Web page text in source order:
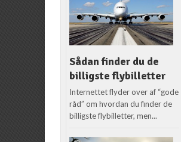
Sådan finder du de
billigste flybilletter
Internettet flyder over af “gode
råd” om hvordan du finder de
billigste flybilletter, men...